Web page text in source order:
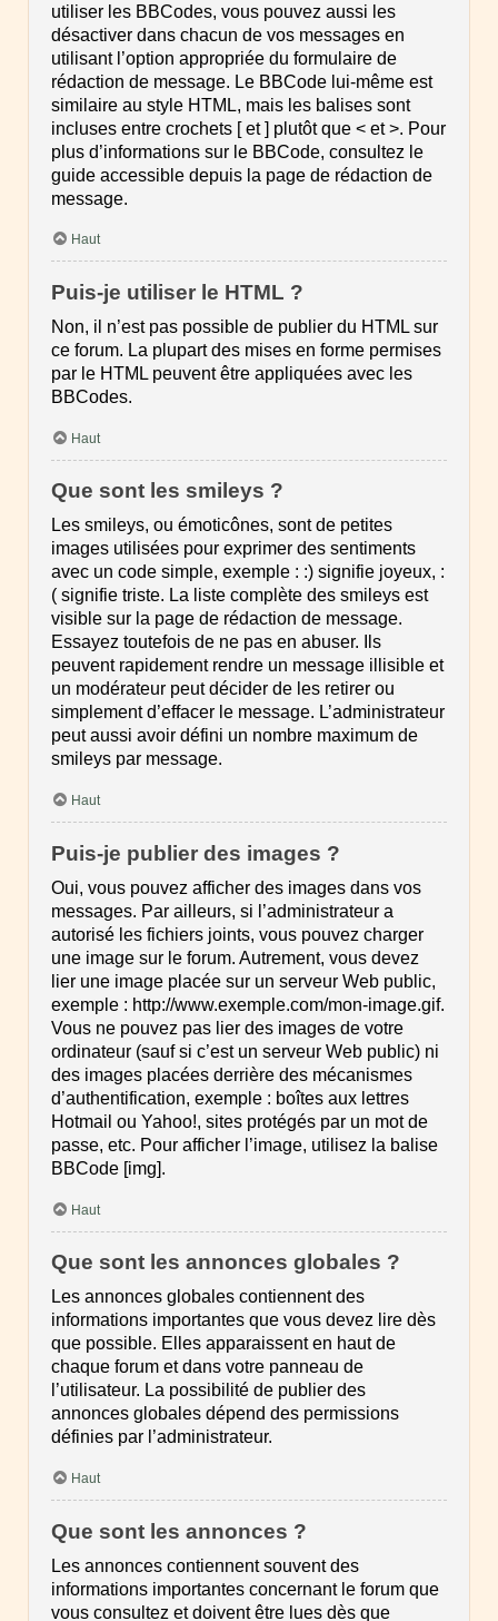
utiliser les BBCodes, vous pouvez aussi les
désactiver dans chacun de vos messages en
utilisant l’option appropriée du formulaire de
rédaction de message. Le BBCode lui-même est
similaire au style HTML, mais les balises sont
incluses entre crochets [ et ] plutôt que < et >. Pour
plus d’informations sur le BBCode, consultez le
guide accessible depuis la page de rédaction de
message.
Haut
Puis-je utiliser le HTML ?
Non, il n’est pas possible de publier du HTML sur
ce forum. La plupart des mises en forme permises
par le HTML peuvent être appliquées avec les
BBCodes.
Haut
Que sont les smileys ?
Les smileys, ou émoticônes, sont de petites
images utilisées pour exprimer des sentiments
avec un code simple, exemple : :) signifie joyeux, :
( signifie triste. La liste complète des smileys est
visible sur la page de rédaction de message.
Essayez toutefois de ne pas en abuser. Ils
peuvent rapidement rendre un message illisible et
un modérateur peut décider de les retirer ou
simplement d’effacer le message. L’administrateur
peut aussi avoir défini un nombre maximum de
smileys par message.
Haut
Puis-je publier des images ?
Oui, vous pouvez afficher des images dans vos
messages. Par ailleurs, si l’administrateur a
autorisé les fichiers joints, vous pouvez charger
une image sur le forum. Autrement, vous devez
lier une image placée sur un serveur Web public,
exemple : http://www.exemple.com/mon-image.gif.
Vous ne pouvez pas lier des images de votre
ordinateur (sauf si c’est un serveur Web public) ni
des images placées derrière des mécanismes
d’authentification, exemple : boîtes aux lettres
Hotmail ou Yahoo!, sites protégés par un mot de
passe, etc. Pour afficher l’image, utilisez la balise
BBCode [img].
Haut
Que sont les annonces globales ?
Les annonces globales contiennent des
informations importantes que vous devez lire dès
que possible. Elles apparaissent en haut de
chaque forum et dans votre panneau de
l’utilisateur. La possibilité de publier des
annonces globales dépend des permissions
définies par l’administrateur.
Haut
Que sont les annonces ?
Les annonces contiennent souvent des
informations importantes concernant le forum que
vous consultez et doivent être lues dès que